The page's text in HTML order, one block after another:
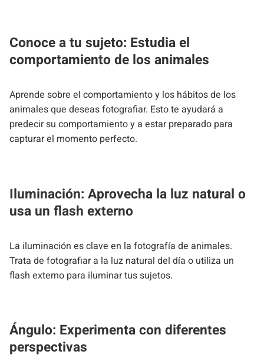
Conoce a tu sujeto: Estudia el
comportamiento de los animales
Aprende sobre el comportamiento y los hábitos de los
animales que deseas fotografiar. Esto te ayudará a
predecir su comportamiento y a estar preparado para
capturar el momento perfecto.
Iluminación: Aprovecha la luz natural o
usa un flash externo
La iluminación es clave en la fotografía de animales.
Trata de fotografiar a la luz natural del día o utiliza un
flash externo para iluminar tus sujetos.
Ángulo: Experimenta con diferentes
perspectivas